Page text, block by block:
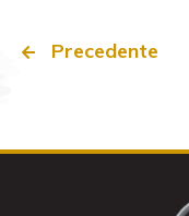
Precedente